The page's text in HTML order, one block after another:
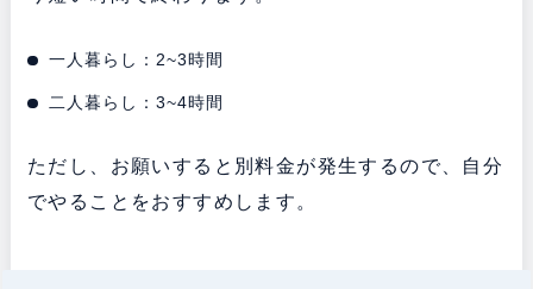
一人暮らし：2~3時間
二人暮らし：3~4時間
ただし、お願いすると別料金が発生するので、自分
でやることをおすすめします。